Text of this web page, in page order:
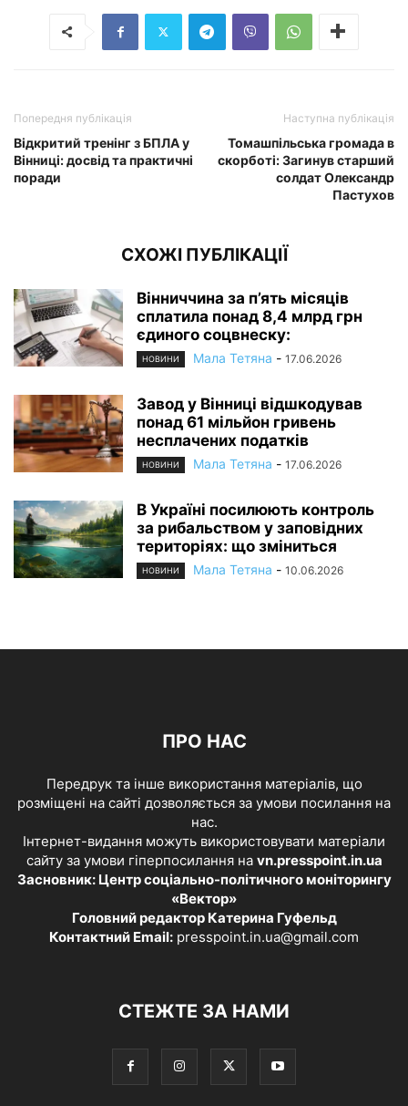
Попередня публікація
Відкритий тренінг з БПЛА у
Вінниці: досвід та практичні
поради
Наступна публікація
Томашпільська громада в
скорботі: Загинув старший
солдат Олександр
Пастухов
СХОЖІ ПУБЛІКАЦІЇ
Вінниччина за п’ять місяців
сплатила понад 8,4 млрд грн
єдиного соцвнеску:
НОВИНИ Мала Тетяна - 17.06.2026
Завод у Вінниці відшкодував
понад 61 мільйон гривень
несплачених податків
НОВИНИ Мала Тетяна - 17.06.2026
В Україні посилюють контроль
за рибальством у заповідних
територіях: що зміниться
НОВИНИ Мала Тетяна - 10.06.2026
ПРО НАС
Передрук та інше використання матеріалів, що
розміщені на сайті дозволяється за умови посилання на
нас.
Інтернет-видання можуть використовувати матеріали
сайту за умови гіперпосилання на vn.presspoint.in.ua
Засновник: Центр соціально-політичного моніторингу
«Вектор»
Головний редактор Катерина Гуфельд
Контактний Email: presspoint.in.ua@gmail.com
СТЕЖТЕ ЗА НАМИ